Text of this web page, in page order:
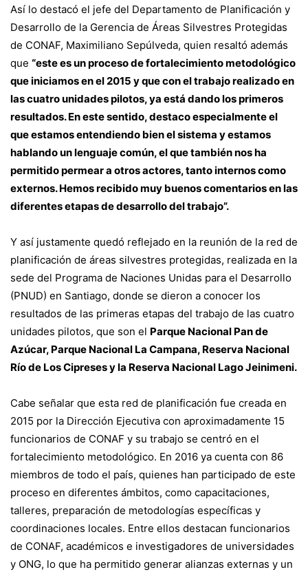
Así lo destacó el jefe del Departamento de Planificación y
Desarrollo de la Gerencia de Áreas Silvestres Protegidas
de CONAF, Maximiliano Sepúlveda, quien resaltó además
que “este es un proceso de fortalecimiento metodológico
que iniciamos en el 2015 y que con el trabajo realizado en
las cuatro unidades pilotos, ya está dando los primeros
resultados. En este sentido, destaco especialmente el
que estamos entendiendo bien el sistema y estamos
hablando un lenguaje común, el que también nos ha
permitido permear a otros actores, tanto internos como
externos. Hemos recibido muy buenos comentarios en las
diferentes etapas de desarrollo del trabajo”.
Y así justamente quedó reflejado en la reunión de la red de
planificación de áreas silvestres protegidas, realizada en la
sede del Programa de Naciones Unidas para el Desarrollo
(PNUD) en Santiago, donde se dieron a conocer los
resultados de las primeras etapas del trabajo de las cuatro
unidades pilotos, que son el Parque Nacional Pan de
Azúcar, Parque Nacional La Campana, Reserva Nacional
Río de Los Cipreses y la Reserva Nacional Lago Jeinimeni.
Cabe señalar que esta red de planificación fue creada en
2015 por la Dirección Ejecutiva con aproximadamente 15
funcionarios de CONAF y su trabajo se centró en el
fortalecimiento metodológico. En 2016 ya cuenta con 86
miembros de todo el país, quienes han participado de este
proceso en diferentes ámbitos, como capacitaciones,
talleres, preparación de metodologías específicas y
coordinaciones locales. Entre ellos destacan funcionarios
de CONAF, académicos e investigadores de universidades
y ONG, lo que ha permitido generar alianzas externas y un